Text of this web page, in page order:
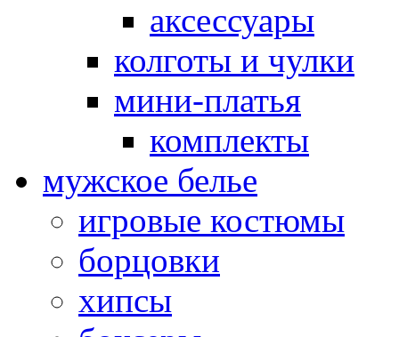
аксессуары
колготы и чулки
мини-платья
комплекты
мужское белье
игровые костюмы
борцовки
хипсы